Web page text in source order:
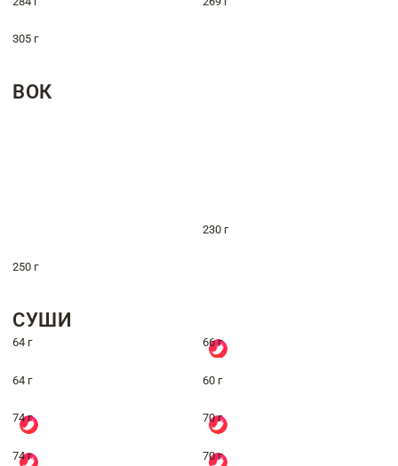
305 г
ВОК
230 г
250 г
СУШИ
64 г 66 г
64 г 60 г
74 г 70 г
74 г 70 г